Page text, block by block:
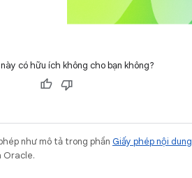
có hữu ích không cho bạn không?
như mô tả trong phần Giấy phép nội dung
Oracle.